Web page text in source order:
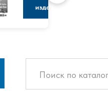
изданию